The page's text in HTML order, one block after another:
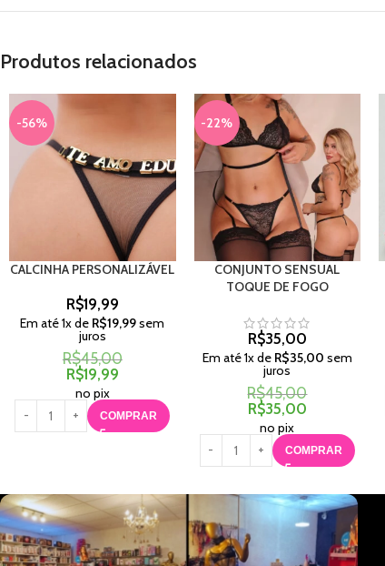
Produtos relacionados
-56%
CALCINHA PERSONALIZÁVEL
R$19,99
Em até1x de R$19,99sem
juros
R$45,00
R$19,99
no pix
COMPRAR
-22%
CONJUNTO SENSUAL
TOQUE DE FOGO
R$35,00
Em até1x de R$35,00 sem
juros
R$45,00
R$35,00
no pix
COMPRAR